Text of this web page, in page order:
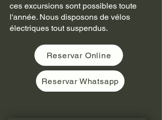
ces excursions sont possibles toute
l'année. Nous disposons de vélos
électriques tout suspendus.
Reservar Online
Reservar Whatsapp